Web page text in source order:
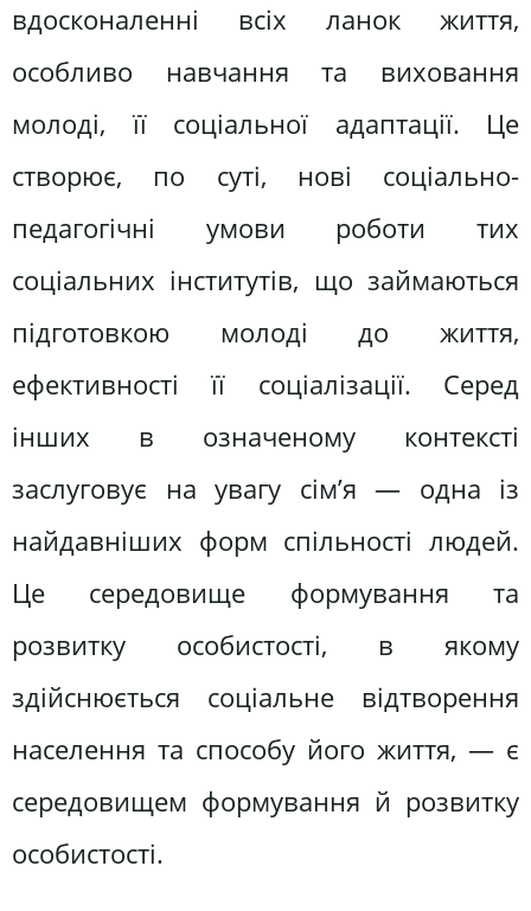
вдосконаленні всіх ланок життя,
особливо навчання та виховання
молоді, її соціальної адаптації. Це
створює, по суті, нові соціально-
педагогічні умови роботи тих
соціальних інститутів, що займаються
підготовкою молоді до життя,
ефективності її соціалізації. Серед
інших в означеному контексті
заслуговує на увагу сім’я — одна із
найдавніших форм спільності людей.
Це середовище формування та
розвитку особистості, в якому
здійснюється соціальне відтворення
населення та способу його життя, — є
середовищем формування й розвитку
особистості.